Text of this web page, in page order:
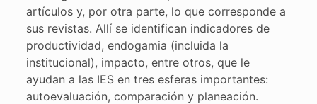
artículos y, por otra parte, lo que corresponde a
sus revistas. Allí se identifican indicadores de
productividad, endogamia (incluida la
institucional), impacto, entre otros, que le
ayudan a las IES en tres esferas importantes:
autoevaluación, comparación y planeación.